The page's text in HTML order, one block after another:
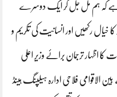
کہ ہم مل جل کر ایک دوسرے
کا خیال رکھیں اور انسانیت کی تکریم و
اظہار ترجمان برائے وزیر اعلی
الاقوامی فلاحی ادارہ ہیلپنگ ہینڈ